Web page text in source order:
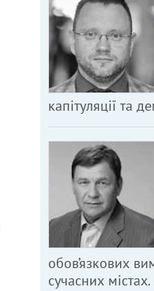
капітуляції та
обов’язкових
сучасних містах.